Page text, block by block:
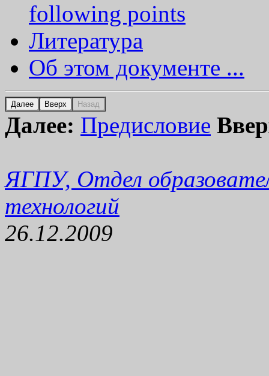
following points
Литература
Об этом документе ...
Далее: Предисловие
ЯГПУ, Отдел
технологий
26.12.2009